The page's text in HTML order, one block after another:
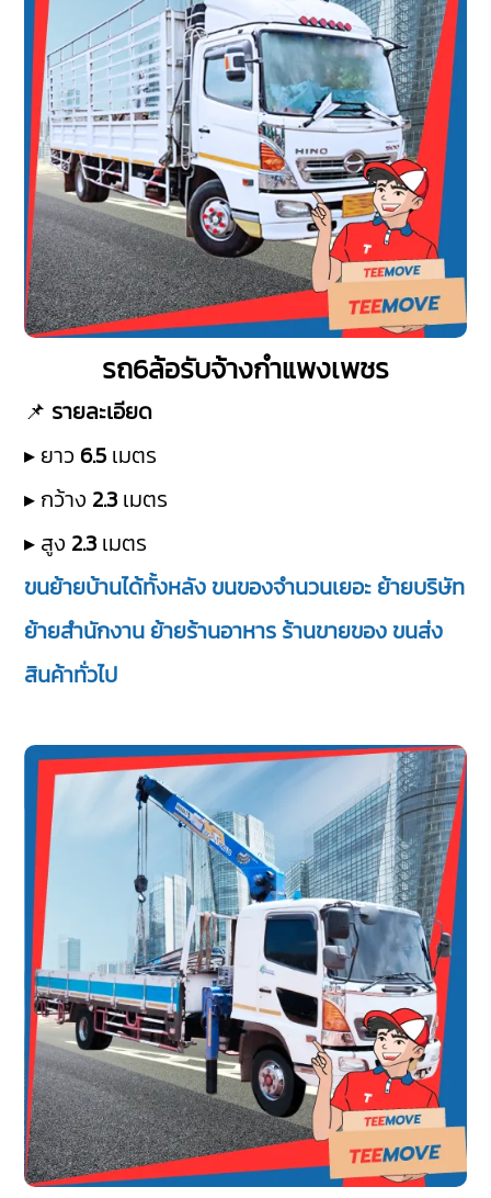
รถ6ล้อรับจ้างกำแพงเพชร
📌 รายละเอียด
▸ ยาว 6.5 เมตร
▸ กว้าง 2.3 เมตร
▸ สูง 2.3 เมตร
ขนย้ายบ้านได้ทั้งหลัง ขนของจำนวนเยอะ ย้ายบริษัท
ย้ายสำนักงาน ย้ายร้านอาหาร ร้านขายของ ขนส่ง
สินค้าทั่วไป